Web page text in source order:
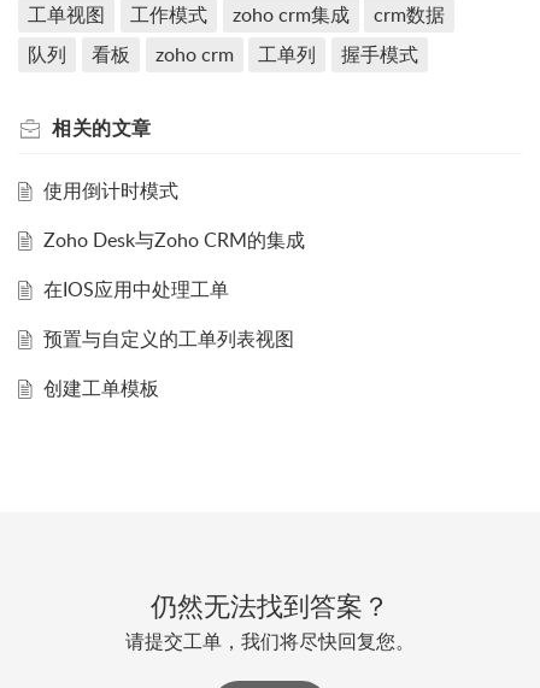
工单视图 工作模式 zoho crm集成
crm数据
队列
看板 zoho crm 工单列 握手模式
相关的文章
使用倒计时模式
Zoho Desk与Zoho CRM的集成
在IOS应用中处理工单
预置与自定义的工单列表视图
创建工单模板
仍然无法找到答案？
请提交工单，我们将尽快回复您。